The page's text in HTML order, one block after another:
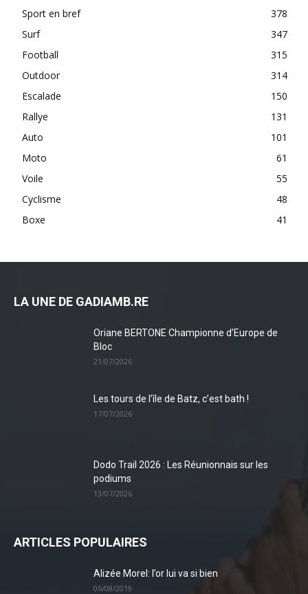
Sport en bref
378
Surf
347
Football
315
Outdoor
314
Escalade
150
Rallye
131
Auto
101
Moto
61
Voile
55
Cyclisme
48
Boxe
41
LA UNE DE GADIAMB.RE
Oriane BERTONE Championne d’Europe de
Bloc
21/07/2026
Les tours de l’île de Batz, c’est bath !
17/07/2026
Dodo Trail 2026 : Les Réunionnais sur les
podiums
13/07/2026
ARTICLES POPULAIRES
Alizée Morel: l’or lui va si bien
06/08/2019